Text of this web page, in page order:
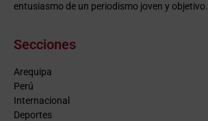
entusiasmo de un periodismo joven y objetivo.
Secciones
Arequipa
Perú
Internacional
Deportes